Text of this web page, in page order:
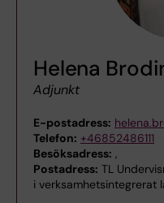
Helena
Adjunkt
E-postadress:
Telefon: +46852486111
Besöksadress: ,
Postadress: TL
i verksamhetsintegrerat